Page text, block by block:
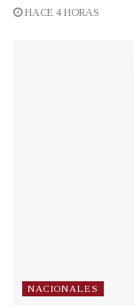
HACE 4 HORAS
NACIONALES